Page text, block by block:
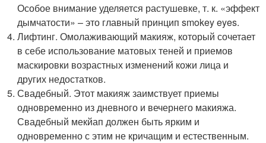
Особое внимание уделяется растушевке, т. к. «эффект
дымчатости» – это главный принцип smokey eyes.
Лифтинг. Омолаживающий макияж, который сочетает
в себе использование матовых теней и приемов
маскировки возрастных изменений кожи лица и
других недостатков.
Свадебный. Этот макияж заимствует приемы
одновременно из дневного и вечернего макияжа.
Свадебный мекйап должен быть ярким и
одновременно с этим не кричащим и естественным.